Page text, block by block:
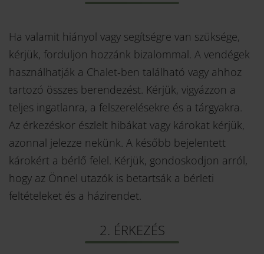
Ha valamit hiányol vagy segítségre van szüksége,
kérjük, forduljon hozzánk bizalommal. A vendégek
használhatják a Chalet-ben található vagy ahhoz
tartozó összes berendezést. Kérjük, vigyázzon a
teljes ingatlanra, a felszerelésekre és a tárgyakra.
Az érkezéskor észlelt hibákat vagy károkat kérjük,
azonnal jelezze nekünk. A később bejelentett
károkért a bérlő felel. Kérjük, gondoskodjon arról,
hogy az Önnel utazók is betartsák a bérleti
feltételeket és a házirendet.
2. ÉRKEZÉS